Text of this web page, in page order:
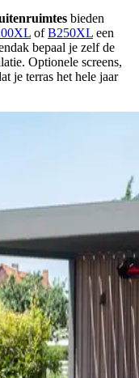
bieden
ofB250XL een
bepaal je zelf de
Optionele screens,
je terras het hele jaar